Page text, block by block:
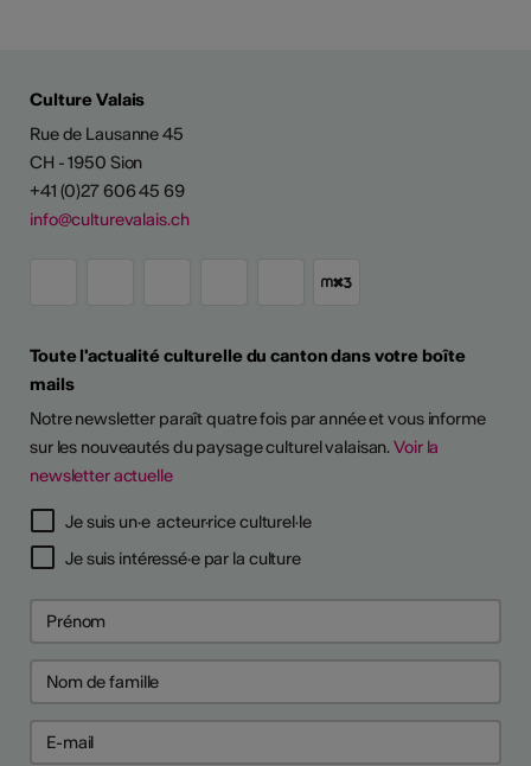
Culture Valais
Rue de Lausanne 45
CH - 1950 Sion
+41 (0)27 606 45 69
info@culturevalais.ch
Toute l'actualité culturelle du canton dans votre boîte
mails
Notre newsletter paraît quatre fois par année et vous informe
sur les nouveautés du paysage culturel valaisan.Voir la
newsletter actuelle
Je suis un·e acteur·rice culturel·le
Je suis intéressé·e par la culture